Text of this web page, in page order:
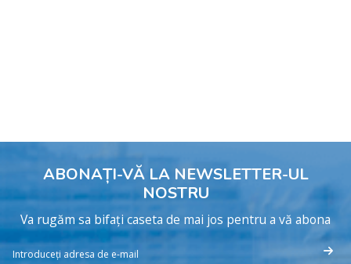
ABONAȚI-VĂ LA NEWSLETTER-UL
NOSTRU
Va rugăm sa bifați caseta de mai jos pentru a vă abona